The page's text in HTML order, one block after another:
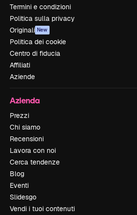
Termini e condizioni
Politica sulla privacy
Originali New
Politica dei cookie
Centro di fiducia
Affiliati
Aziende
Azienda
Prezzi
Chi siamo
Recensioni
Lavora con noi
Cerca tendenze
Blog
Eventi
Slidesgo
Vendi i tuoi contenuti